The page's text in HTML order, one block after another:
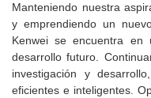
Manteniendo nuestra
y emprendiendo un
Kenwei se encuentra
desarrollo futuro.
investigación y
eficientes e inteligentes.